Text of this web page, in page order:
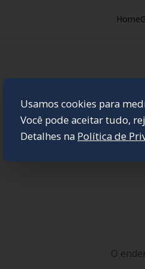
Home
O
Usamos cookies para
Você pode aceitar tudo,
Detalhes na Política de